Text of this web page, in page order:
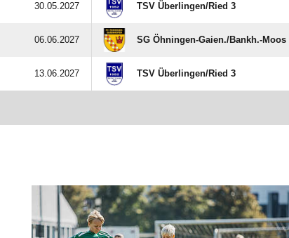
30.05.2027 TSV Überlingen/​Ried 3
06.06.2027 SG Öhningen-Gaien./​Bankh.-Moos
13.06.2027 TSV Überlingen/​Ried 3